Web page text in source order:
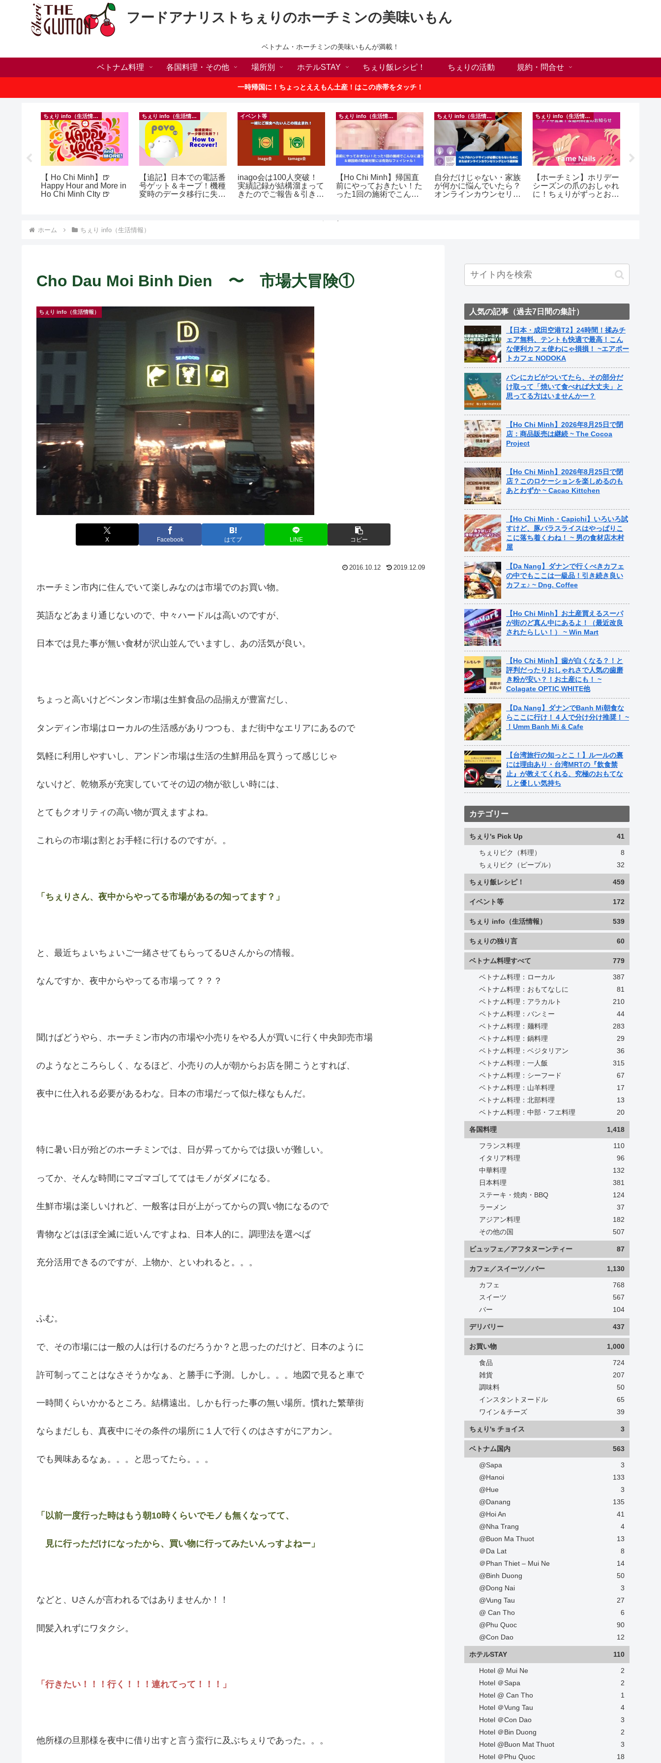
フードアナリストちぇりのホーチミンの美味いもん
ベトナム・ホーチミンの美味いもんが満載！
ベトナム料理 各国料理・その他 場所別 ホテルSTAY ちぇり飯レシピ！ ちぇりの活動 規約・問合せ
一時帰国に！ちょっとええもん土産！はこの赤帯をタッチ！
ちぇり info（生活情報）
【 Ho Chi Minh】🍺
Happy Hour and More in
Ho Chi Minh CIty 🍺
ちぇり info（生活情報）
【追記】日本での電話番
号ゲット＆キープ！機種
変時のデータ移行に失敗
イベント等
inago会は100人突破！
実績記録が結構溜まって
きたのでご報告＆引き続
ちぇり info（生活情報）
【Ho Chi Minh】帰国直
前にやっておきたい！た
った1回の施術でこんな
イシャル！ ~ Rosereve
ちぇり info（生活情報）
自分だけじゃない・家族
が何かに悩んでいたら？
オンラインカウンセリン
ちぇり info（生活情報）
【ホーチミン】ホリデー
シーズンの爪のおしゃれ
に！ちぇりがずっとお世
ホーム ちぇり info（生活情報）
Cho Dau Moi Binh Dien 〜 市場大冒険①
ちぇり info（生活情報）
X Facebook はてブ LINE コピー
2016.10.12 2019.12.09
ホーチミン市内に住んでいて楽しみなのは市場でのお買い物。
英語などあまり通じないので、中々ハードルは高いのですが、
日本では見た事が無い食材が沢山並んでいますし、あの活気が良い。
ちょっと高いけどベンタン市場は生鮮食品の品揃えが豊富だし、
タンディン市場はローカルの生活感がありつつも、まだ街中なエリアにあるので
気軽に利用しやすいし、アンドン市場は生活の生鮮用品を買うって感じじゃ
ないけど、乾物系が充実していてその辺の物が欲しい時には、
とてもクオリティの高い物が買えますよね。
これらの市場は割とお手軽に行けるのですが。。
「ちぇりさん、夜中からやってる市場があるの知ってます？」
と、最近ちょいちょいご一緒させてもらってるUさんからの情報。
なんですか、夜中からやってる市場って？？？
聞けばどうやら、ホーチミン市内の市場や小売りをやる人が買いに行く中央卸売市場
のようなところらしく、なるほど、小売りの人が朝からお店を開こうとすれば、
夜中に仕入れる必要があるわな。日本の市場だって似た様なもんだ。
特に暑い日が殆どのホーチミンでは、日が昇ってからでは扱いが難しい。
ってか、そんな時間にマゴマゴしててはモノがダメになる。
生鮮市場は楽しいけれど、一般客は日が上がってからの買い物になるので
青物などはほぼ全滅に近いんですよね、日本人的に。調理法を選べば
充分活用できるのですが、上物か、といわれると。。。
ふむ。
で、その市場には一般の人は行けるのだろうか？と思ったのだけど、日本のように
許可制ってことはなさそうかなぁ、と勝手に予測。しかし。。。地図で見ると車で
一時間くらいかかるところ。結構遠出。しかも行った事の無い場所。慣れた繁華街
ならまだしも、真夜中にその条件の場所に１人で行くのはさすがにアカン。
でも興味あるなぁ。。。と思ってたら。。。
「以前一度行った時はもう朝10時くらいでモノも無くなってて、
見に行っただけになったから、買い物に行ってみたいんっすよねー」
などと、Uさんが言われるではありませんか！！
間髪入れずにワタクシ。
「行きたい！！！行く！！！連れてって！！！」
他所様の旦那様を夜中に借り出すと言う蛮行に及ぶちぇりであった。。。
人気の記事（過去7日間の集計）
【日本・成田空港T2】24時間！揉みチ
ェア無料、テントも快適で最高！こん
な便利カフェ使わにゃ損損！ ~エアポー
トカフェ NODOKA
パンにカビがついてたら、その部分だ
け取って「焼いて食べれば大丈夫」と
思ってる方はいませんかー？
【Ho Chi Minh】2026年8月25日で閉
店：商品販売は継続 ~ The Cocoa
Project
【Ho Chi Minh】2026年8月25日で閉
店？このロケーションを楽しめるのも
あとわずか ~ Cacao Kittchen
【Ho Chi Minh・Capichi】いろいろ試
すけど、豚バラスライスはやっぱりこ
こに落ち着くわね！ ~ 男の食材店木村
屋
【Da Nang】ダナンで行くべきカフェ
の中でもここは一級品！引き続き良い
カフェ♪ ~ Dng. Coffee
【Ho Chi Minh】お土産買えるスーパ
が街のど真ん中にあるよ！（最近改良
されたらしい！） ~ Win Mart
【Ho Chi Minh】歯が白くなる？！と
評判だったりおしゃれさで人気の歯磨
き粉が安い？！お土産にも！ ~
Colagate OPTIC WHITE他
【Da Nang】ダナンでBanh Mi朝食な
らここに行け！４人で分け分け推奨！ ~
！Umm Banh Mi & Cafe
【台湾旅行の知っとこ！】ルールの裏
には理由あり・台湾MRTの『飲食禁
止』が教えてくれる、究極のおもてな
しと優しい気持ち
カテゴリー
ちぇり's Pick Up 41
ちぇりピク（料理）
8
ちぇりピク（ピープル）
32
ちぇり飯レシピ！ 459
イベント等 172
ちぇり info（生活情報） 539
ちぇりの独り言 60
ベトナム料理すべて 779
ベトナム料理：ローカル
387
ベトナム料理：おもてなしに
81
ベトナム料理：アラカルト
210
ベトナム料理：バンミー
44
ベトナム料理：麺料理
283
ベトナム料理：鍋料理
29
ベトナム料理：ベジタリアン
36
ベトナム料理：一人飯
315
ベトナム料理：シーフード
67
ベトナム料理：山羊料理
17
ベトナム料理：北部料理
13
ベトナム料理：中部・フエ料理
20
各国料理 1,418
フランス料理
110
イタリア料理
96
中華料理
132
日本料理
381
ステーキ・焼肉・BBQ
124
ラーメン
37
アジアン料理
182
その他の国
507
ビュッフェ／アフタヌーンティー 87
カフェ／スイーツ／バー 1,130
カフェ
768
スイーツ
567
バー
104
デリバリー 437
お買い物 1,000
食品
724
雑貨
207
調味料
50
インスタントヌードル
65
ワイン＆チーズ
39
ちぇり's チョイス 3
ベトナム国内 563
@Sapa
3
@Hanoi
133
@Hue
3
@Danang
135
@Hoi An
41
@Nha Trang
4
@Buon Ma Thuot
13
＠Da Lat
8
＠Phan Thiet – Mui Ne
14
@Binh Duong
50
@Dong Nai
3
@Vung Tau
27
@ Can Tho
6
@Phu Quoc
90
@Con Dao
12
ホテルSTAY 110
Hotel @ Mui Ne
2
Hotel ＠Sapa
2
Hotel @ Can Tho
1
Hotel ＠Vung Tau
4
Hotel ＠Con Dao
3
Hotel ＠Bin Duong
2
Hotel @Buon Mat Thuot
3
Hotel ＠Phu Quoc
18